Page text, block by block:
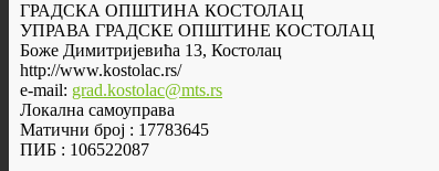
ГРАДСКА ОПШТИНА КОСТОЛАЦ
УПРАВА ГРАДСКЕ ОПШТИНЕ КОСТОЛАЦ
Боже Димитријевића 13, Костолац
http://www.kostolac.rs/
e-mail: grad.kostolac@mts.rs
Локална самоуправа
Матични број : 17783645
ПИБ : 106522087